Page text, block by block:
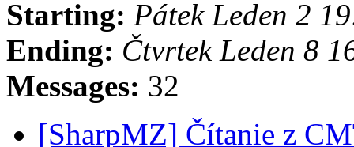
Starting: Pátek Leden 2
Ending: Čtvrtek Leden 8
Messages: 32
[SharpMZ] Čítanie z